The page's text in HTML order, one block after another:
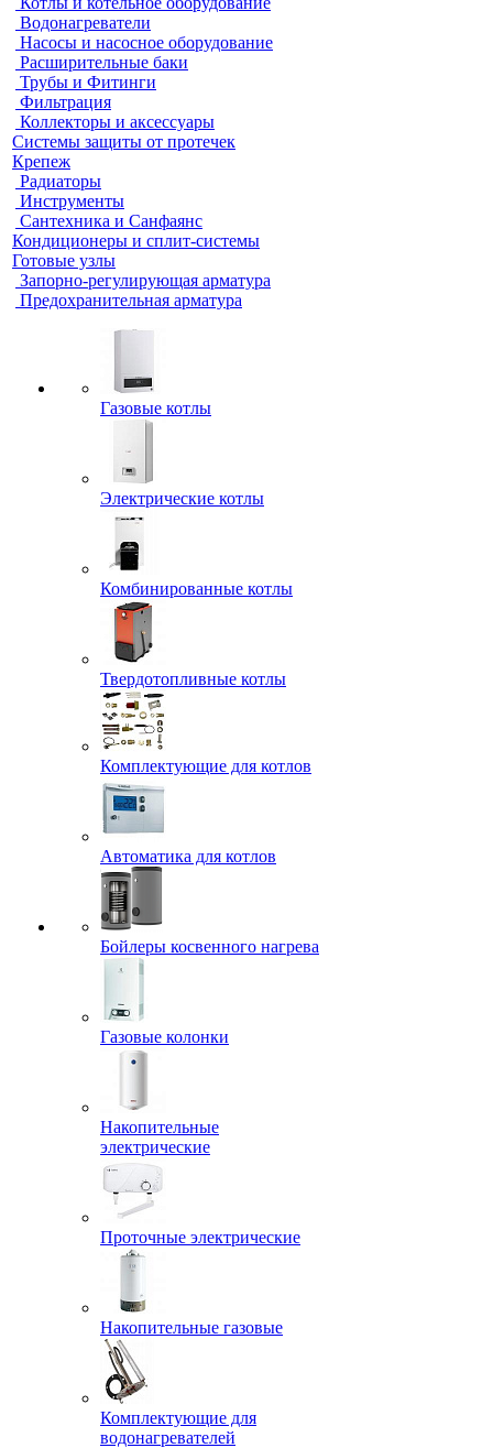
Водонагреватели
Насосы и насосное оборудование
Расширительные баки
Трубы и Фитинги
Фильтрация
Коллекторы и аксессуары
Системы защиты от протечек
Крепеж
Радиаторы
Инструменты
Сантехника и Санфаянс
Кондиционеры и сплит-системы
Готовые узлы
Запорно-регулирующая арматура
Предохранительная арматура
Газовые котлы
Электрические котлы
Комбинированные котлы
Твердотопливные котлы
Комплектующие для котлов
Автоматика для котлов
Бойлеры косвенного нагрева
Газовые колонки
Накопительные
электрические
Проточные электрические
Накопительные газовые
Комплектующие для
водонагревателей